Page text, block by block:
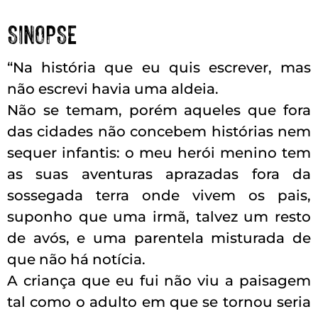
SINOPSE
“Na história que eu quis escrever, mas
não escrevi havia uma aldeia.
Não se temam, porém aqueles que fora
das cidades não concebem histórias nem
sequer infantis: o meu herói menino tem
as suas aventuras aprazadas fora da
sossegada terra onde vivem os pais,
suponho que uma irmã, talvez um resto
de avós, e uma parentela misturada de
que não há notícia.
A criança que eu fui não viu a paisagem
tal como o adulto em que se tornou seria